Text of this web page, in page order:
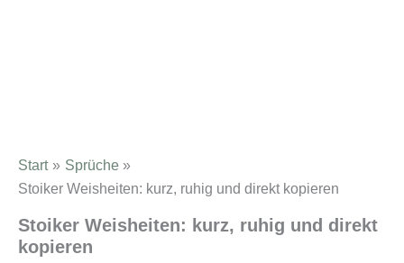
Start
Sprüche
Stoiker Weisheiten: kurz, ruhig und direkt kopieren
Stoiker Weisheiten: kurz, ruhig und direkt
kopieren